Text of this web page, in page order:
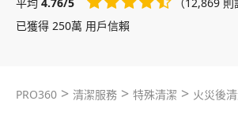
已獲得 250萬 用戶信賴
PRO360 > 清潔服務 > 特殊清潔 > 火災後